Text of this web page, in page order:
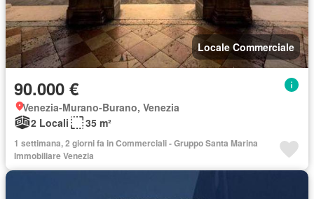
Locale Commerciale
90.000 €
Venezia-Murano-Burano, Venezia
2 Locali
35 m²
1 settimana, 2 giorni fa in Commerciali - Gruppo Santa Marina
Immobiliare Venezia